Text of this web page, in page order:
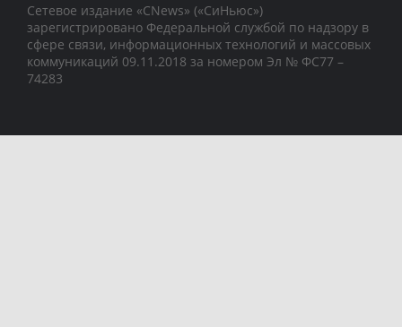
Сетевое издание «CNews» («СиНьюс»)
зарегистрировано Федеральной службой по надзору в
сфере связи, информационных технологий и массовых
коммуникаций 09.11.2018 за номером Эл № ФС77 –
74283